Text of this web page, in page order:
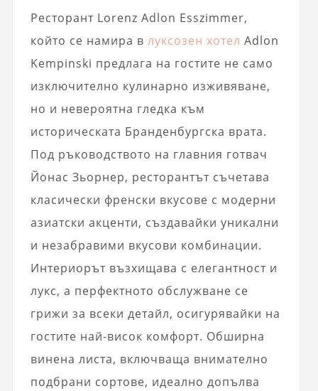
Ресторант Lorenz Adlon Esszimmer,
който се намира в луксозен хотел Adlon
Kempinski предлага на гостите не само
изключително кулинарно изживяване,
но и невероятна гледка към
историческата Бранденбургска врата.
Под ръководството на главния готвач
Йонас Зьорнер, ресторантът съчетава
класически френски вкусове с модерни
азиатски акценти, създавайки уникални
и незабравими вкусови комбинации.
Интериорът възхищава с елегантност и
лукс, а перфектното обслужване се
грижи за всеки детайл, осигурявайки на
гостите най-висок комфорт. Обширна
винена листа, включваща внимателно
подбрани сортове, идеално допълва